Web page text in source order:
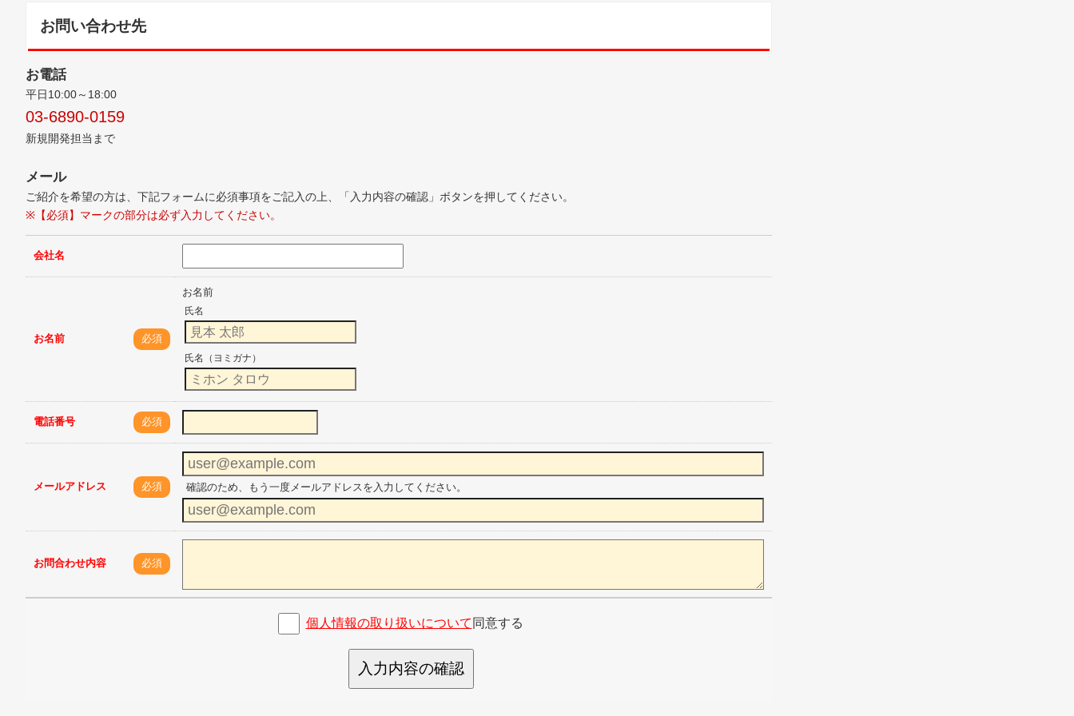
お問い合わせ先
お電話
平日10:00～18:00
03-6890-0159
新規開発担当まで
メール
ご紹介を希望の方は、下記フォームに必須事項をご記入の上、「入力内容の確認」ボタンを押してください。
※【必須】マークの部分は必ず入力してください。
会社名
お名前 必須
お名前
氏名
氏名（ヨミガナ）
電話番号 必須
メールアドレス 必須 確認のため、もう一度メールアドレスを入力してください。
お問合わせ内容 必須
個人情報の取り扱いについて 同意する
入力内容の確認